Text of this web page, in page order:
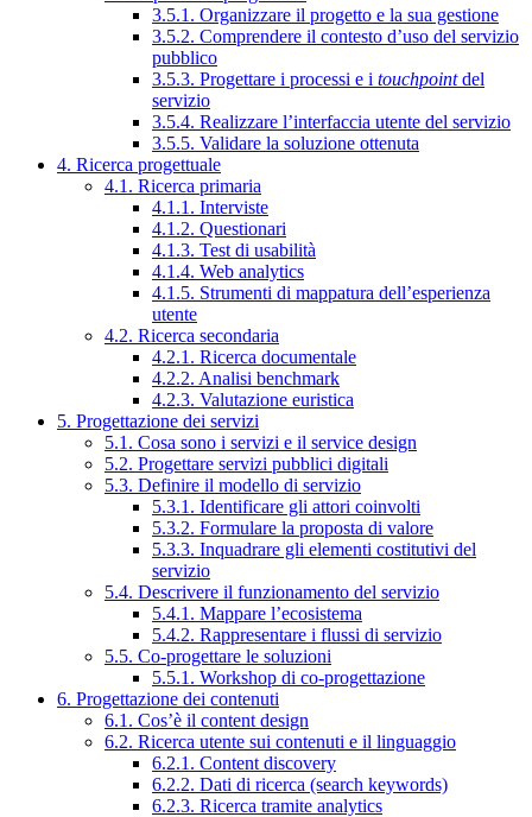
3.5.1. Organizzare il progetto e la sua gestione
3.5.2. Comprendere il contesto d’uso del servizio
pubblico
3.5.3. Progettare i processi e i touchpointdel
servizio
3.5.4. Realizzare l’interfaccia utente del servizio
3.5.5. Validare la soluzione ottenuta
4. Ricerca progettuale
4.1. Ricerca primaria
4.1.1. Interviste
4.1.2. Questionari
4.1.3. Test di usabilità
4.1.4. Web analytics
4.1.5. Strumenti di mappatura dell’esperienza
utente
4.2. Ricerca secondaria
4.2.1. Ricerca documentale
4.2.2. Analisi benchmark
4.2.3. Valutazione euristica
5. Progettazione dei servizi
5.1. Cosa sono i servizi e il service design
5.2. Progettare servizi pubblici digitali
5.3. Definire il modello di servizio
5.3.1. Identificare gli attori coinvolti
5.3.2. Formulare la proposta di valore
5.3.3. Inquadrare gli elementi costitutivi del
servizio
5.4. Descrivere il funzionamento del servizio
5.4.1. Mappare l’ecosistema
5.4.2. Rappresentare i flussi di servizio
5.5. Co-progettare le soluzioni
5.5.1. Workshop di co-progettazione
6. Progettazione dei contenuti
6.1. Cos’è il content design
6.2. Ricerca utente sui contenuti e il linguaggio
6.2.1. Content discovery
6.2.2. Dati di ricerca (search keywords)
6.2.3. Ricerca tramite analytics